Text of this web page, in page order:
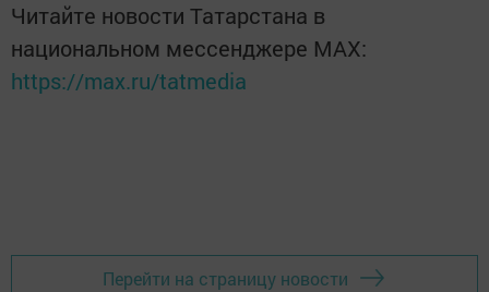
Читайте новости Татарстана в
национальном мессенджере MАХ:
https://max.ru/tatmedia
Перейти на страницу новости